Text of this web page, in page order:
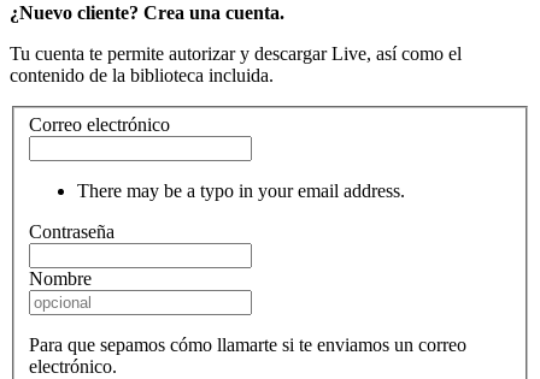
¿Nuevo cliente? Crea una cuenta.
Tu cuenta te permite autorizar y descargar Live, así como el
contenido de la biblioteca incluida.
Correo electrónico
There may be a typo in your email address.
Contraseña
Nombre
Para que sepamos cómo llamarte si te enviamos un correo
electrónico.